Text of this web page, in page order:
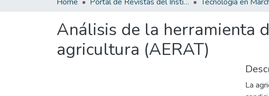
Análisis de la herramienta
agricultura (AERAT)
La